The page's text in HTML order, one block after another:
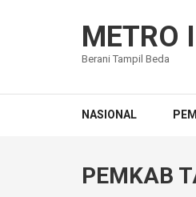
METRO
Berani Tampil Beda
NASIONAL
PEMKAB